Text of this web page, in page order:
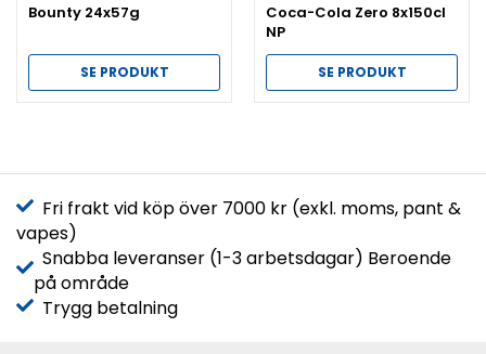
Bounty 24x57g
SE PRODUKT
Coca-Cola Zero 8x150cl
NP
SE PRODUKT
Fri frakt vid köp över 7000 kr (exkl. moms, pant &
vapes)
Snabba leveranser (1-3 arbetsdagar) Beroende
på område
Trygg betalning